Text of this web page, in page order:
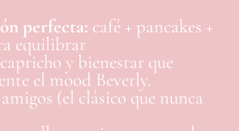
perfecta: café + pancakes +
equilibrar
y bienestar que
el mood Beverly.
(el clásico que nunca